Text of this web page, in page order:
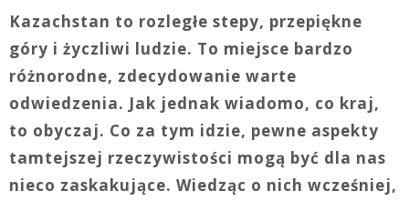
Kazachstan to rozległe stepy, przepiękne
góry i życzliwi ludzie. To miejsce bardzo
różnorodne, zdecydowanie warte
odwiedzenia. Jak jednak wiadomo, co kraj,
to obyczaj. Co za tym idzie, pewne aspekty
tamtejszej rzeczywistości mogą być dla nas
nieco zaskakujące. Wiedząc o nich wcześniej,